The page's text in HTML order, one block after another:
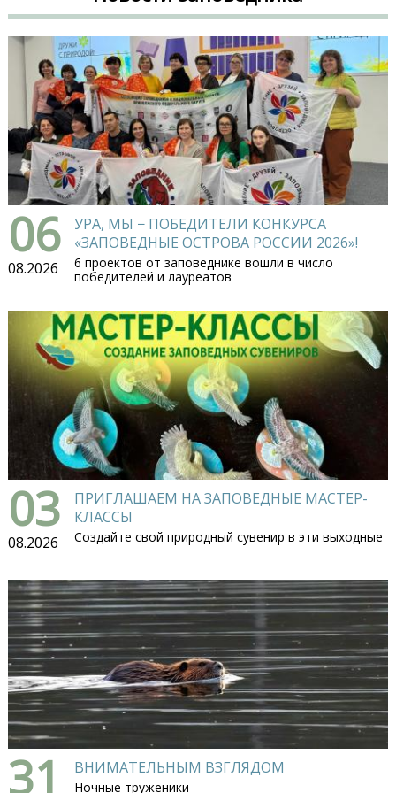
06
08.2026
УРА, МЫ − ПОБЕДИТЕЛИ КОНКУРСА
«ЗАПОВЕДНЫЕ ОСТРОВА РОССИИ 2026»!
6 проектов от заповеднике вошли в число
победителей и лауреатов
03
08.2026
ПРИГЛАШАЕМ НА ЗАПОВЕДНЫЕ МАСТЕР-
КЛАССЫ
Создайте свой природный сувенир в эти выходные
31 ВНИМАТЕЛЬНЫМ ВЗГЛЯДОМ
Ночные труженики